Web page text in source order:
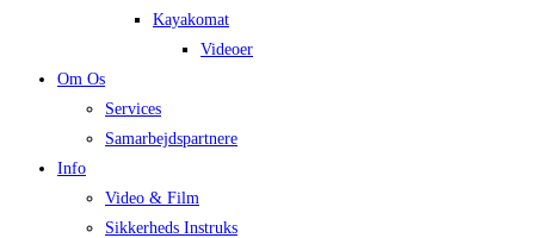
Kayakomat
Videoer
Om Os
Services
Samarbejdspartnere
Info
Video & Film
Sikkerheds Instruks